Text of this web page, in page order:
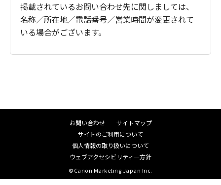
掲載されているお問い合わせ先に関しましては、
名称／所在地／電話番号／営業時間が変更されて
いる場合がございます。
お問い合わせ
サイトマップ
サイトのご利用について
個人情報の取り扱いについて
ウェブアクセシビリティ―方針
©Canon Marketing Japan Inc.